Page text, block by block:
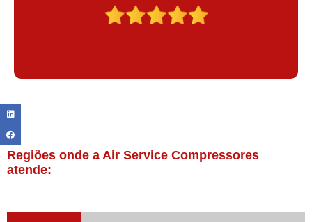
Regiões onde a Air Service Compressores
atende: